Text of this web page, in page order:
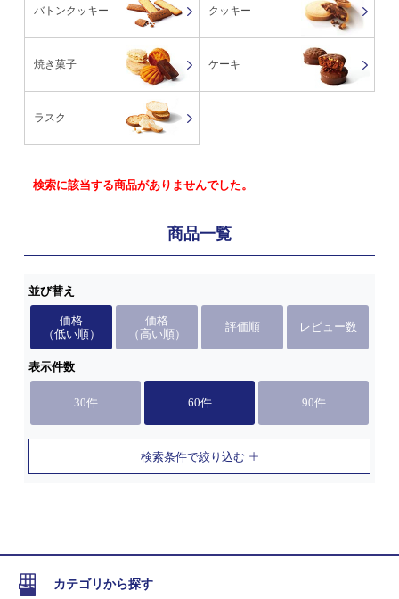
バトンクッキー クッキー
焼き菓子 ケーキ
ラスク
検索に該当する商品がありませんでした。
商品一覧
並び替え
価格
（低い順）
価格
（高い順）
評価順 レビュー数
表示件数
30件 60件 90件
検索条件で絞り込む
カテゴリから探す